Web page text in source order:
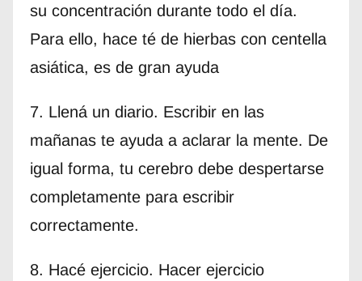
su concentración durante todo el día.
Para ello, hace té de hierbas con centella
asiática, es de gran ayuda
7. Llená un diario. Escribir en las
mañanas te ayuda a aclarar la mente. De
igual forma, tu cerebro debe despertarse
completamente para escribir
correctamente.
8. Hacé ejercicio. Hacer ejercicio